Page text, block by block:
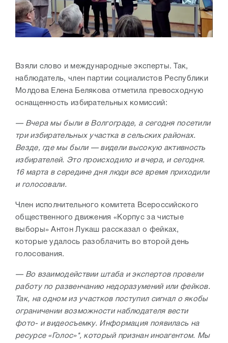
Взяли слово и международные эксперты. Так,
наблюдатель, член партии социалистов Республики
Молдова Елена Белякова отметила превосходную
оснащенность избирательных комиссий:
— Вчера мы были в Волгограде, а сегодня посетили
три избирательных участка в сельских районах.
Везде, где мы были — видели высокую активность
избирателей. Это происходило и вчера, и сегодня.
16 марта в середине дня люди все время приходили
и голосовали.
Член исполнительного комитета Всероссийского
общественного движения «Корпус за чистые
выборы» Антон Лукаш рассказал о фейках,
которые удалось разоблачить во второй день
голосования.
— Во взаимодействии штаба и экспертов провели
работу по развенчанию недоразумений или фейков.
Так, на одном из участков поступил сигнал о якобы
ограничении возможности наблюдателя вести
фото- и видеосъемку. Информация появилась на
ресурсе «Голос»*, который признан иноагентом. Мы